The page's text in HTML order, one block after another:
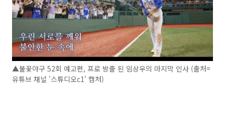
▲불꽃야구 52회 예고편, 프로 방출 된 임상우의 마지막 인사 (출처=
유튜브 채널 '스튜디오c1' 캡처)